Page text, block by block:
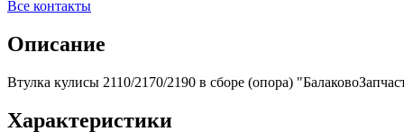
Все контакты
Описание
Втулка кулисы 2110/2170/2190 в сборе (опора)
Характеристики